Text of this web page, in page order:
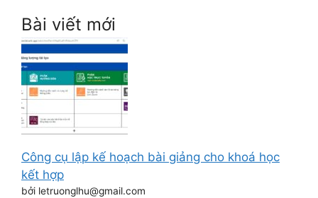
Bài viết mới
Công cụ lập kế hoạch bài giảng cho khoá học
kết hợp
bởi letruonglhu@gmail.com